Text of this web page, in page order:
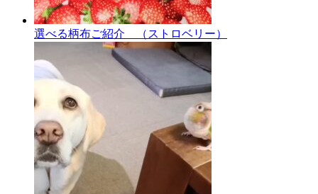
選べる柄布ご紹介 （ストロベリー）